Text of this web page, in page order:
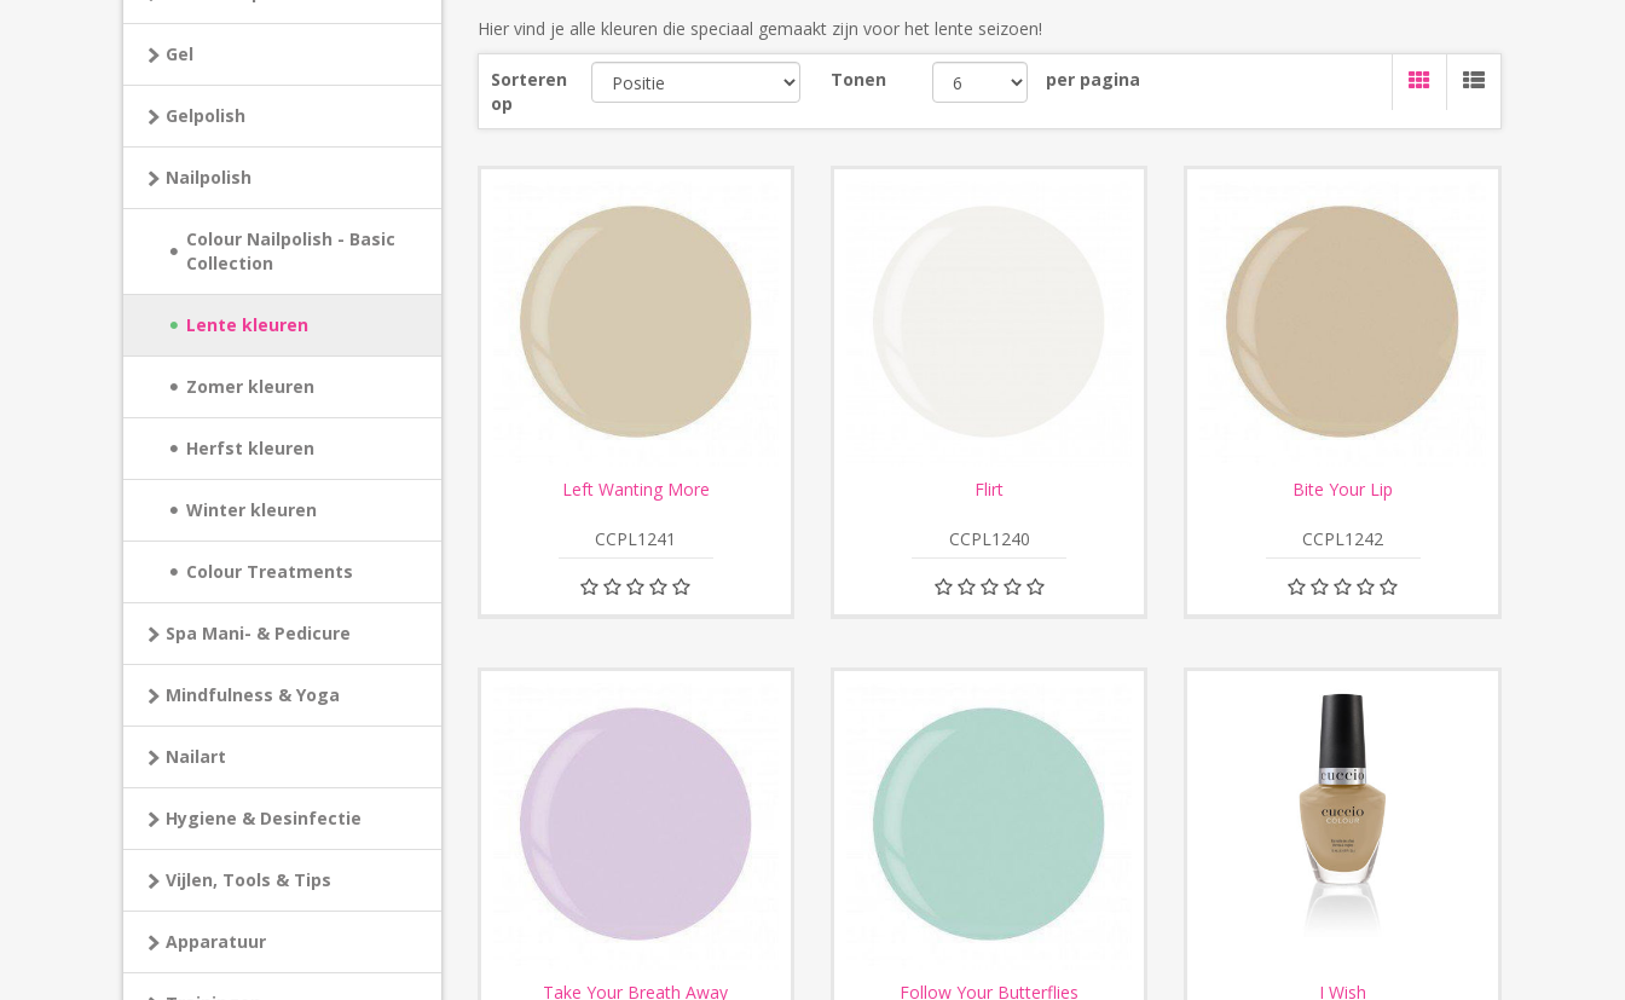
Gel
Gelpolish
Nailpolish
Colour Nailpolish - Basic
Collection
Lente kleuren
Zomer kleuren
Herfst kleuren
Winter kleuren
Colour Treatments
Spa Mani- & Pedicure
Mindfulness & Yoga
Nailart
Hygiene & Desinfectie
Vijlen, Tools & Tips
Apparatuur
Hier vind je alle kleuren die speciaal gemaakt zijn voor het lente seizoen!
Sorteren
op
Tonen per pagina
Left Wanting More
CCPL1241
Flirt
CCPL1240
Bite Your Lip
CCPL1242
Take Your Breath Away Follow Your Butterflies I Wish